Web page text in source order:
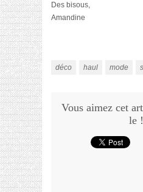
Des bisous,
Amandine
déco haul mode
Vous aimez cet
le !